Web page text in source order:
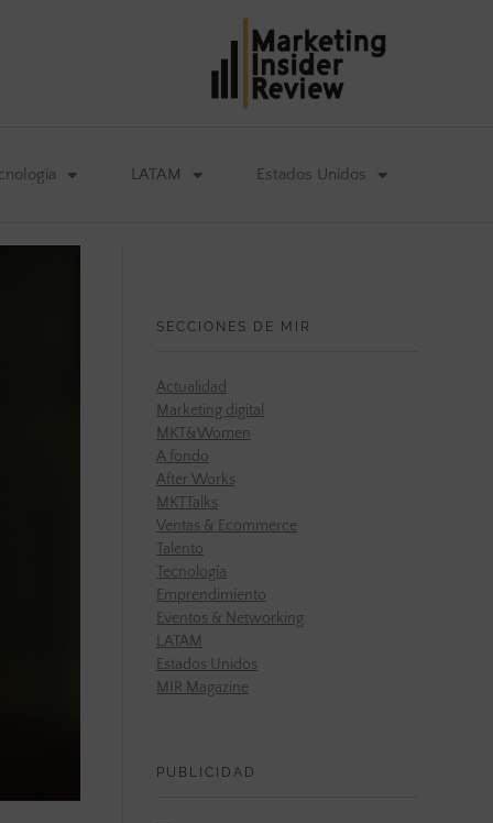
LATAM Estados Unidos
SECCIONES DE MIR
Actualidad
Marketing digital
MKT&Women
A fondo
After Works
MKTTalks
Ventas & Ecommerce
Talento
Tecnología
Emprendimiento
Eventos & Networking
LATAM
Estados Unidos
MIR Magazine
PUBLICIDAD